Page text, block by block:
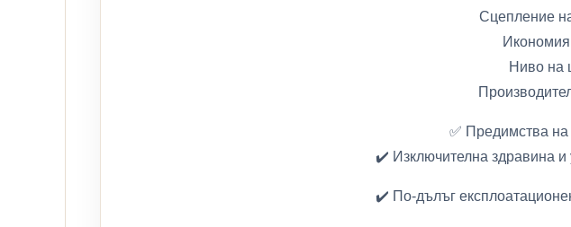
Сцепление
Ниво на
✅ Предимства
✔️ Изключителна здравина и
✔️ По-дълъг